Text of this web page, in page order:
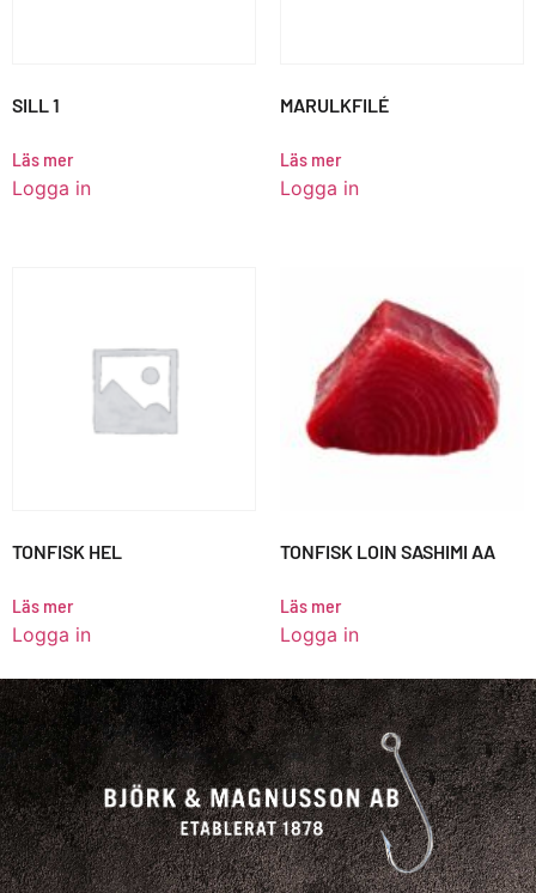
SILL 1
Läs mer
Logga in
MARULKFILÉ
Läs mer
Logga in
TONFISK HEL
Läs mer
Logga in
TONFISK LOIN SASHIMI AA
Läs mer
Logga in